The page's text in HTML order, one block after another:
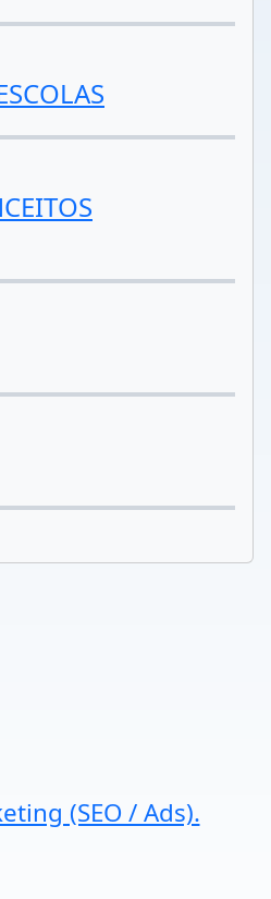
(SEO / Ads).